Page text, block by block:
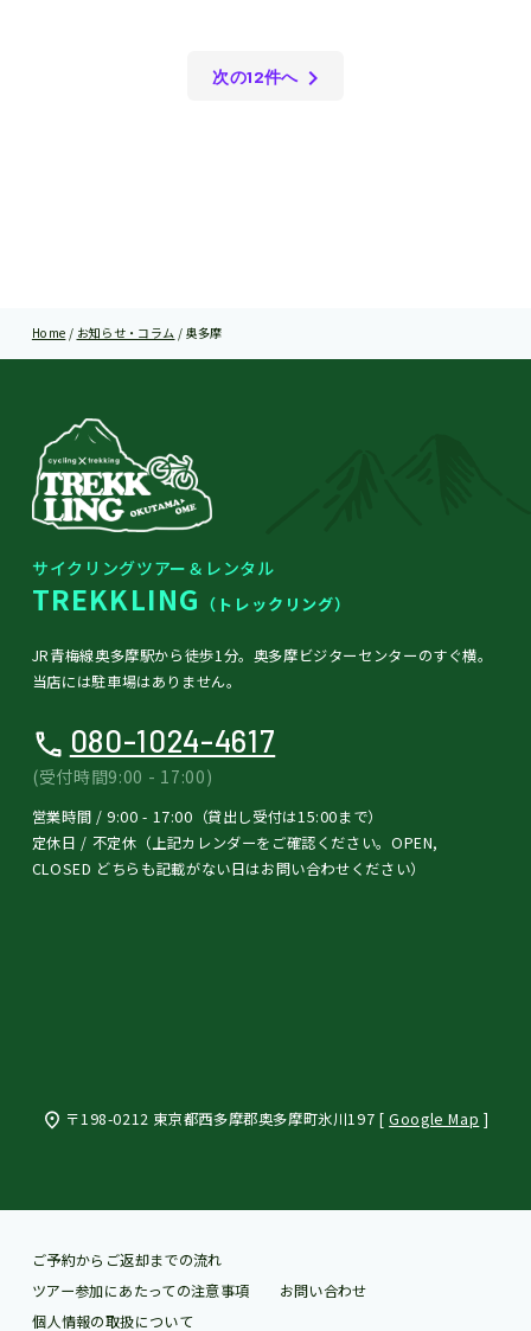
chevron_right
Home / お知らせ・コラム / 奥多摩
サイクリングツアー＆レンタル
TREKKLING （トレックリング）
JR青梅線奥多摩駅から徒歩1分。奥多摩ビジターセンターのすぐ横。
当店には駐車場はありません。
080-1024-4617
(受付時間9:00 - 17:00)
営業時間 / 9:00 - 17:00（貸出し受付は15:00まで）
定休日 / 不定休（上記カレンダーをご確認ください。OPEN,
CLOSED どちらも記載がない日はお問い合わせください）
〒198-0212 東京都西多摩郡奥多摩町氷川197 [Google Map ]
ご予約からご返却までの流れ
ツアー参加にあたっての注意事項
お問い合わせ
個人情報の取扱について